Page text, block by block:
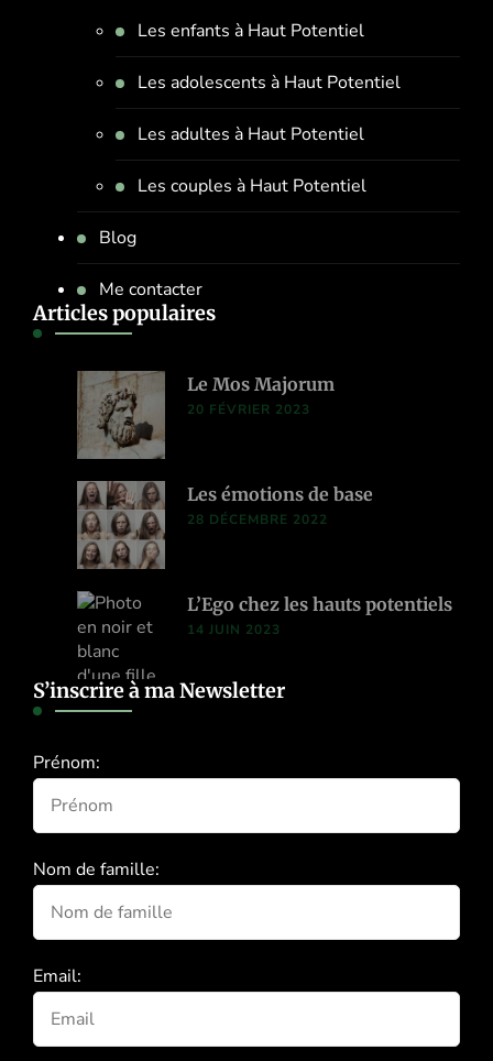
Les enfants à Haut Potentiel
Les adolescents à Haut Potentiel
Les adultes à Haut Potentiel
Les couples à Haut Potentiel
Blog
Me contacter
Articles populaires
Le Mos Majorum
20 FÉVRIER 2023
Les émotions de base
28 DÉCEMBRE 2022
L’Ego chez les hauts potentiels
14 JUIN 2023
S’inscrire à ma Newsletter
Prénom:
Nom de famille:
Email: